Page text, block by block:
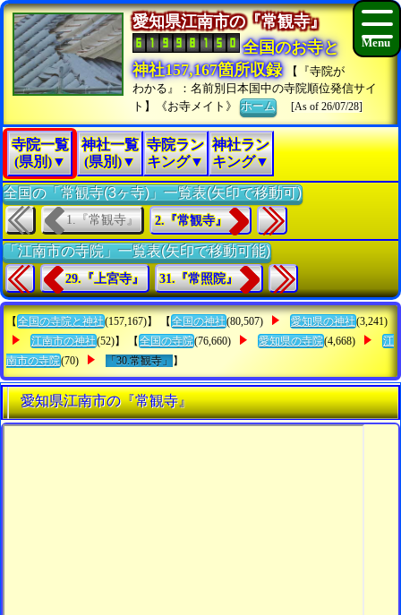
愛知県江南市の『常観寺』
全国のお寺と
神社157,167箇所収録
【『寺院が
わかる』：名前別日本国中の寺院順位発信サイ
ト】《お寺メイト》ホーム [As of 26/07/28]
寺院一覧
(県別)▼
神社一覧
(県別)▼
寺院ラン
キング▼
神社ラン
キング▼
全国の「常観寺(3ヶ寺)」一覧表(矢印で移動可)
1.『常観寺』 2.『常観寺』
「江南市の寺院」一覧表(矢印で移動可能)
29.『上宮寺』 31.『常照院』
【 全国の寺院と神社(157,167)】 【 全国の神社(80,507) 愛知県の神社(3,241)
江南市の神社(52)】 【 全国の寺院(76,660) 愛知県の寺院(4,668)
江
南市の寺院(70) 「30.常観寺」 】
愛知県江南市の『常観寺』